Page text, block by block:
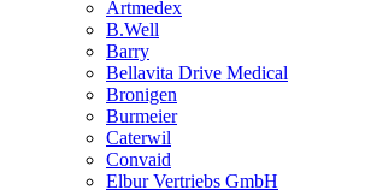
Artmedex
B.Well
Barry
Bellavita Drive Medical
Bronigen
Burmeier
Caterwil
Convaid
Elbur Vertriebs GmbH